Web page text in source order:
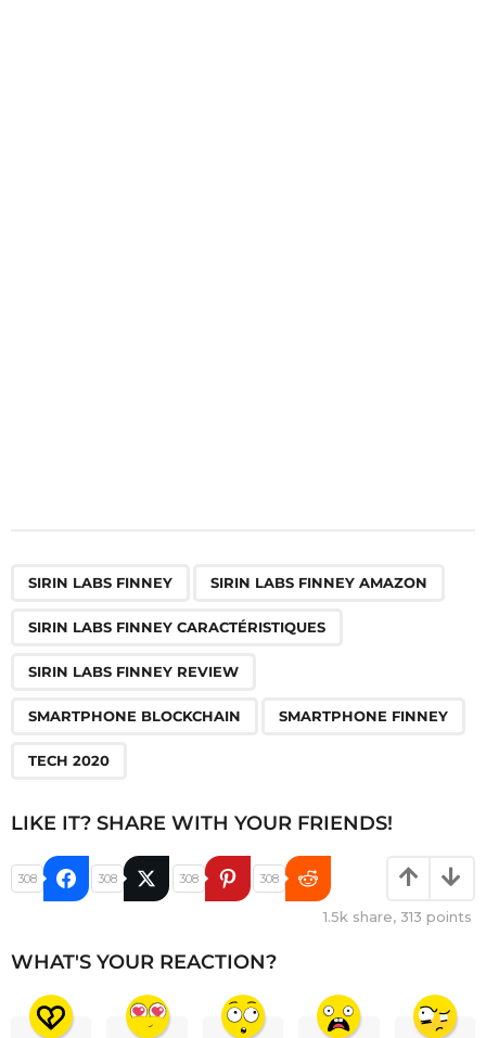
SIRIN LABS FINNEY SIRIN LABS FINNEY AMAZON
SIRIN LABS FINNEY CARACTÉRISTIQUES
SIRIN LABS FINNEY REVIEW
SMARTPHONE BLOCKCHAIN SMARTPHONE FINNEY
TECH 2020
LIKE IT? SHARE WITH YOUR FRIENDS!
308 308 308 308
1.5k share, 313 points
WHAT'S YOUR REACTION?